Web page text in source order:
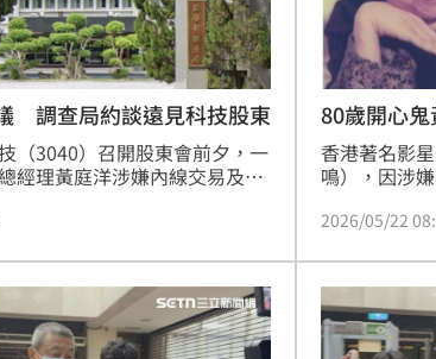
調查局約談遠見科技股東
（3040）召開股東會前夕，一
經理黃庭洋涉嫌內線交易及操
約談林姓股東到案說明，訊
價走向，導致她最終損失約
定透過司法途徑討回公道。不
反駁該名股東所述並未經過查
任。
80歲開心
妹
香港著名影
鳴），因涉
成立。這位
鋃鐺入獄的
式判刑，期
2026/05/22